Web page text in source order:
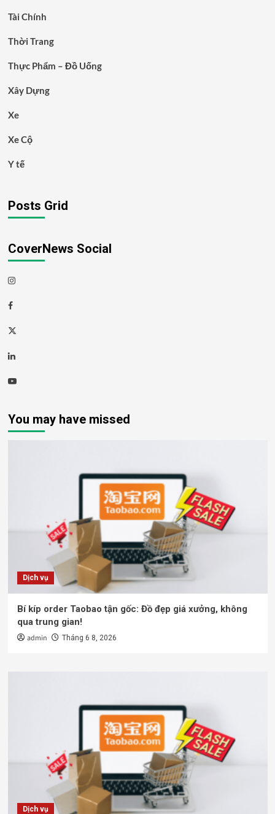
Tài Chính
Thời Trang
Thực Phẩm – Đồ Uống
Xây Dựng
Xe
Xe Cộ
Y tế
Posts Grid
CoverNews Social
Instagram
Facebook
Twitter
Linkedin
Youtube
You may have missed
Dịch vụ
Bí kíp order Taobao tận gốc: Đồ đẹp giá xưởng, không
qua trung gian!
admin Tháng 6 8, 2026
Dịch vụ